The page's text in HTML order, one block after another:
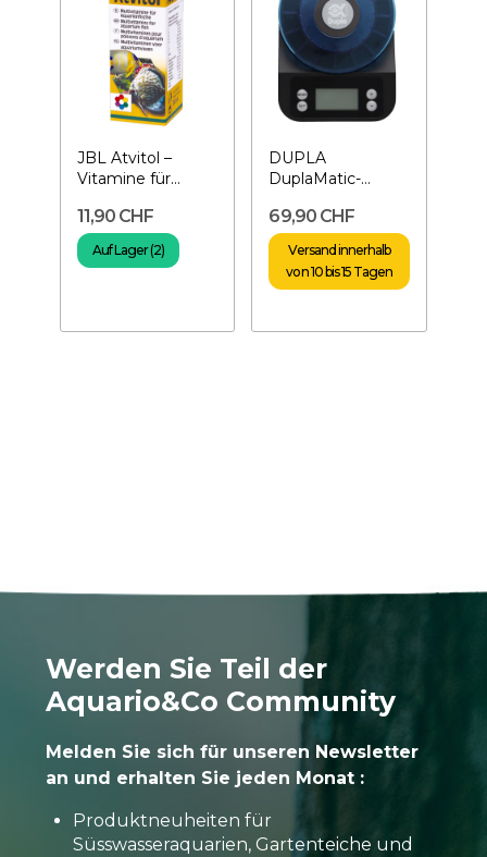
JBL Atvitol –
Vitamine für
11,90 CHF
Auf Lager (2)
DUPLA
DuplaMatic-
69,90 CHF
Versand innerhalb
von 10 bis 15 Tagen
Werden Sie Teil der
Aquario&Co Community
Melden Sie sich für unseren Newsletter
an und erhalten Sie jeden Monat :
Produktneuheiten für
Süsswasseraquarien, Gartenteiche und